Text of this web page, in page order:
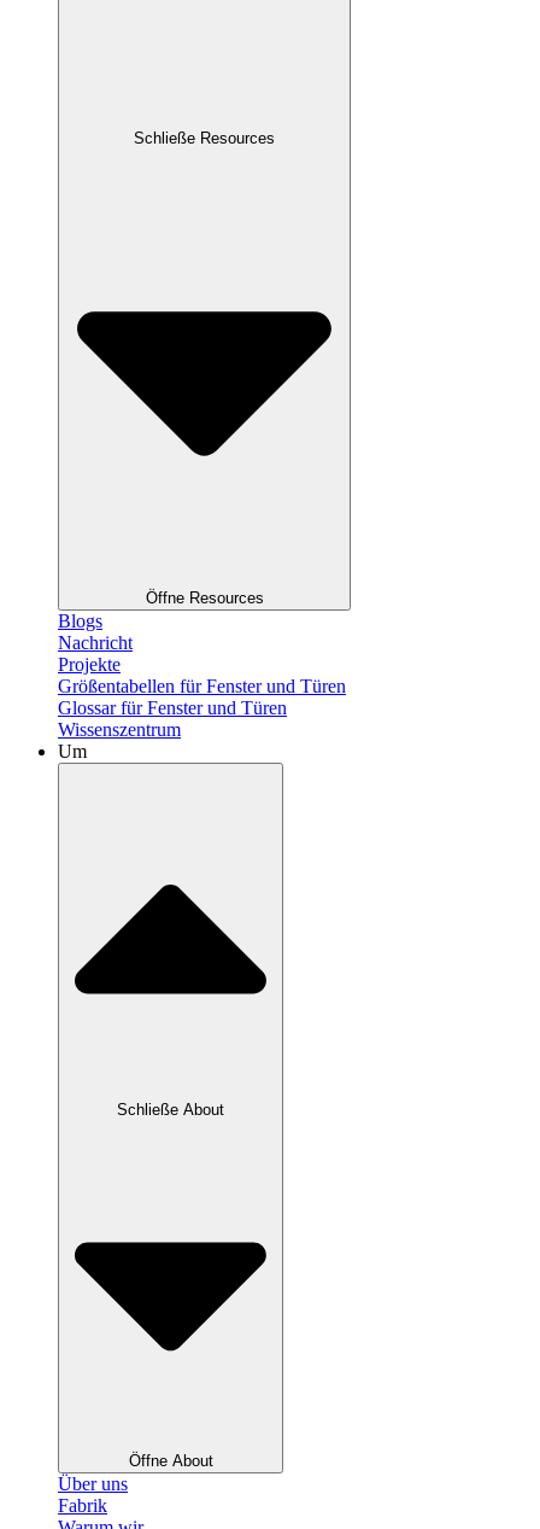
Schließe Resources
Öffne Resources
Blogs
Nachricht
Projekte
Größentabellen für Fenster und Türen
Glossar für Fenster und Türen
Wissenszentrum
Um
Schließe About
Öffne About
Über uns
Fabrik